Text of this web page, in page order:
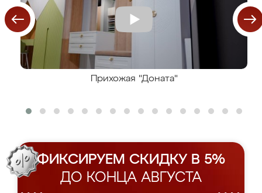
Прихожая "Доната"
ФИКСИРУЕМ СКИДКУ В 5%
ДО КОНЦА АВГУСТА